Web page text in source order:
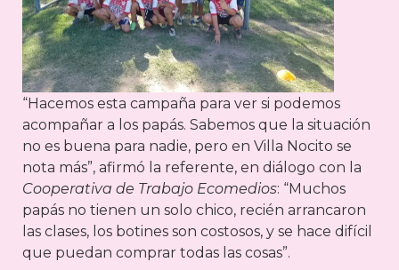
“Hacemos esta campaña para ver si podemos
acompañar a los papás. Sabemos que la situación
no es buena para nadie, pero en Villa Nocito se
nota más”, afirmó la referente, en diálogo con la
Cooperativa de Trabajo Ecomedios: “Muchos
papás no tienen un solo chico, recién arrancaron
las clases, los botines son costosos, y se hace difícil
que puedan comprar todas las cosas”.